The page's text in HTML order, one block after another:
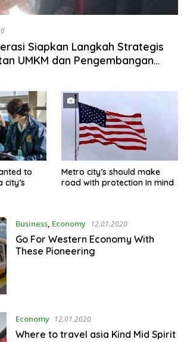
Siapkan Langkah Strategis
UMKM dan Pengembangan
to
city’s
Metro city’s should make
road with protection In mind
Business, Economy 12.01.2020
Go For Western Economy With
These Pioneering
Economy 12.01.2020
Where to travel asia Kind Mid Spirit